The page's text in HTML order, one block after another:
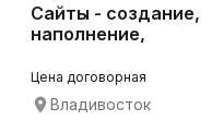
Сайты - создание,
наполнение,
Цена договорная
Владивосток